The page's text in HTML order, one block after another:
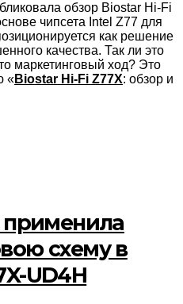
обзор Biostar Hi-Fi
чипсета Intel Z77 для
как решение
качества. Так ли это
маркетинговый ход? Это
«Biostar Hi-Fi Z77X: обзор и
применила
схему в
UD4H